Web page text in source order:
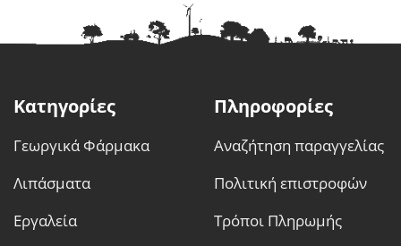
Κατηγορίες
Γεωργικά Φάρμακα
Λιπάσματα
Εργαλεία
Πληροφορίες
Αναζήτηση παραγγελίας
Πολιτική επιστροφών
Τρόποι Πληρωμής